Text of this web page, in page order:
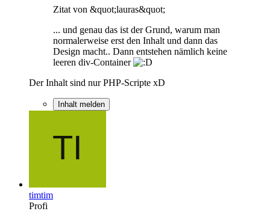
Zitat von &quot;lauras&quot;
... und genau das ist der Grund, warum man
normalerweise erst den Inhalt und dann das
Design macht.. Dann entstehen nämlich keine
leeren div-Container
Der Inhalt sind nur PHP-Scripte xD
Inhalt melden
timtim
Profi